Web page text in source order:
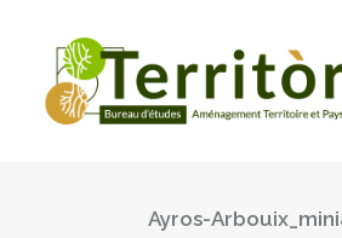
Ayros-